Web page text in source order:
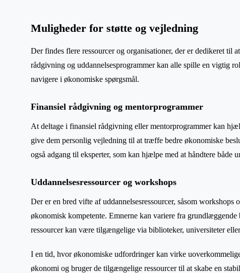
Muligheder for støtte og vejledning
Der findes flere ressourcer og organisationer, der er dedikeret til
rådgivning og uddannelsesprogrammer kan alle spille en vigtig
navigere i økonomiske spørgsmål.
Finansiel rådgivning og mentorprogrammer
At deltage i finansiel rådgivning eller mentorprogrammer kan
give dem personlig vejledning til at træffe bedre økonomiske
også adgang til eksperter, som kan hjælpe med at håndtere både
Uddannelsesressourcer og workshops
Der er en bred vifte af uddannelsesressourcer, såsom
økonomisk kompetente. Emnerne kan variere fra grundlæggende
ressourcer kan være tilgængelige via biblioteker, universiteter
I en tid, hvor økonomiske udfordringer kan virke
økonomi og bruger de tilgængelige ressourcer til at skabe en